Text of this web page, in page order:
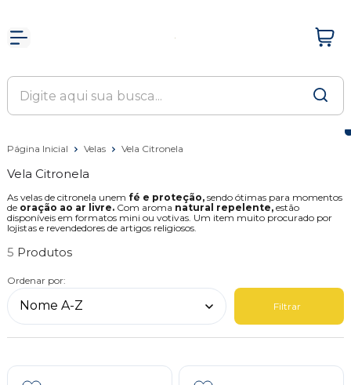
Página Inicial Velas Vela Citronela
Vela Citronela
As velas de citronela unem fé e proteção,sendo ótimas para momentos
de oração ao ar livre. Com aroma natural repelente,estão
disponíveis em formatos mini ou votivas. Um item muito procurado por
lojistas e revendedores de artigos religiosos.
5
Ordenar por:
Filtrar